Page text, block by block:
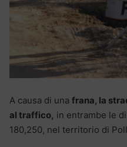
A causa di una frana, la
al traffico, in entrambe le
180,250, nel territorio di